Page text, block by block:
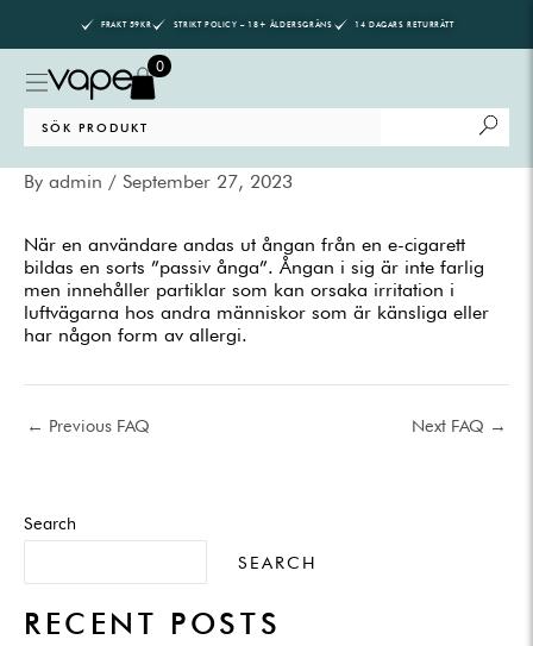
content
FRAKT 59KR STRIKT POLICY – 18+ ÅLDERSGRÄNS 14 DAGARS RETURRÄTT
0
Search
for:
By admin / September 27, 2023
När en användare andas ut ångan från en e-cigarett
bildas en sorts ”passiv ånga”. Ångan i sig är inte farlig
men innehåller partiklar som kan orsaka irritation i
luftvägarna hos andra människor som är känsliga eller
har någon form av allergi.
← Previous FAQ Next FAQ →
Search
SEARCH
RECENT POSTS